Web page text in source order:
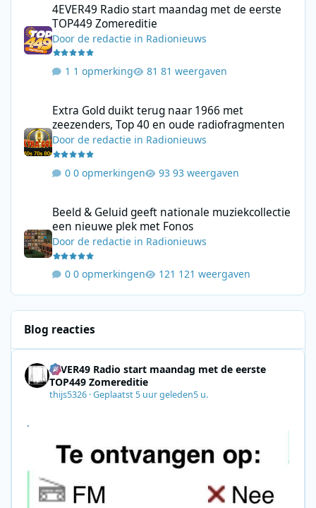
4EVER49 Radio start maandag met de eerste
TOP449 Zomereditie
Doorde redactie in Radionieuws
1 opmerking 81 weergaven
Extra Gold duikt terug naar 1966 met
zeezenders, Top 40 en oude radiofragmenten
Doorde redactie in Radionieuws
0 opmerkingen 93 weergaven
Beeld & Geluid geeft nationale muziekcollectie
een nieuwe plek met Fonos
Doorde redactie in Radionieuws
0 opmerkingen 121 weergaven
Blog reacties
4EVER49 Radio start maandag met de eerste
TOP449 Zomereditie
thijs5326 ·Geplaatst 5 uur geleden5 u.
.